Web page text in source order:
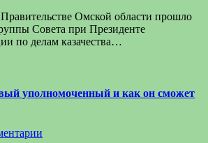
Омской области прошло
Совета при Президенте
по делам казачества…
уполномоченный и как он сможет